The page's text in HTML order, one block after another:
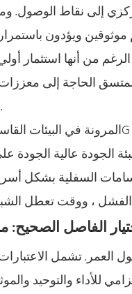
موثوقين ويؤدون
الحاجة إلى
إعادة تصميم الشبكة لاحقًا.
الجودة عالية الجودة
السفلية بشكل
الفاصل الصحيح: